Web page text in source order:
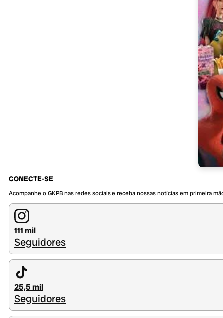
CONECTE-SE
Acompanhe o GKPB nas redes sociais e receba nossas notícias em primeira
111 mil
Seguidores
25,5 mil
Seguidores